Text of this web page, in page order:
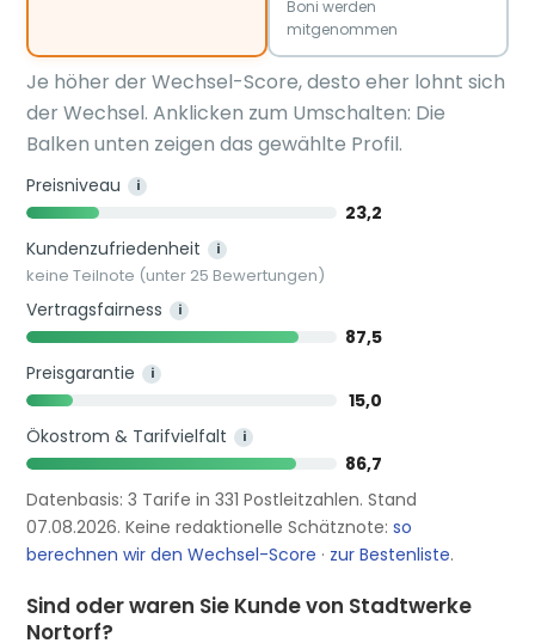
Boni werden
mitgenommen
Je höher der Wechsel-Score, desto eher lohnt sich
der Wechsel. Anklicken zum Umschalten: Die
Balken unten zeigen das gewählte Profil.
Preisniveau i
23,2
Kundenzufriedenheit
i
keine Teilnote (unter 25 Bewertungen)
Vertragsfairness i
87,5
Preisgarantie
i
15,0
Ökostrom & Tarifvielfalt
i
86,7
Datenbasis: 3 Tarife in 331 Postleitzahlen. Stand
07.08.2026. Keine redaktionelle Schätznote:so
berechnen wir den Wechsel-Score · zur Bestenliste.
Sind oder waren Sie Kunde von Stadtwerke
Nortorf?